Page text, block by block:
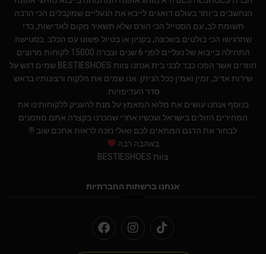
הנחשבים ביותר בעולם.דואגים לייבא את הנעליים שמקבלים הכי הרבה
תשומת לב, עם הסטייל הכי הורס שלא תשאיר מקום לאדישות, כדי
שתרגישו הכי בולטים בשכונה, בקניון או בטיול פשוט עם הכלב. בסטישוז
התחילה בייבוא של נעליים לפני 6 שנים וצברה 15000 לקוחות מרוצים
חוזרים אשר הפכו כבר לבני בית.אנחנו צוות BESTIESHOES שמים דגש על
שירות אדיב, זמין ואמין ככל הניתן. אנו שמים את הלקוח ורצונותיו בראש
סדר העדיפויות.
בנוסף אנחנו עושים את מלוא המאמץ על מנת להעניק ללקוחותינו את
המחירים הזולים בישראל.ועכשיו אחרי שהכרנו בקצרה אתם מוזמנים
לבחור את הדגם המתאים לכם ואולי נזכה לראות אתכם שוב !!!
באהבה רבה
צוות BESTIESHOES
אנחנו ברשתות החברתיות